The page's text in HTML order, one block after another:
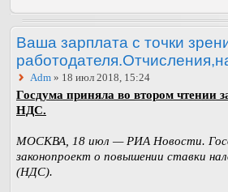
Ваша зарплата с точки
Adm » 18 июл 2018, 15:24
Госдума приняла во втором чтении
НДС.
МОСКВА, 18 июл — РИА Новости.
законопроект о повышении ставки
(НДС).